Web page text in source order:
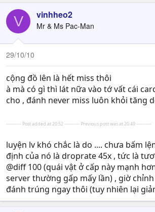
V vinhheo2
Mr & Ms Pac-Man
29/10/10
cộng đồ lên là hết miss thôi
à mà có gì thì lát nữa vào tớ vất cái
cho , đánh never miss luôn khỏi tăng
---------- Post added at 20:52 ---------- Previous post was at 20:49 ----------
luyện lv khó chắc là do .... chưa bấm
định của nó là droprate 45x , tức là
@diff 100 (quái vật ở cấp này mạnh
server thường gấp mấy lần) , giờ chỉnh
đánh trúng ngay thôi (tuy nhiên lại